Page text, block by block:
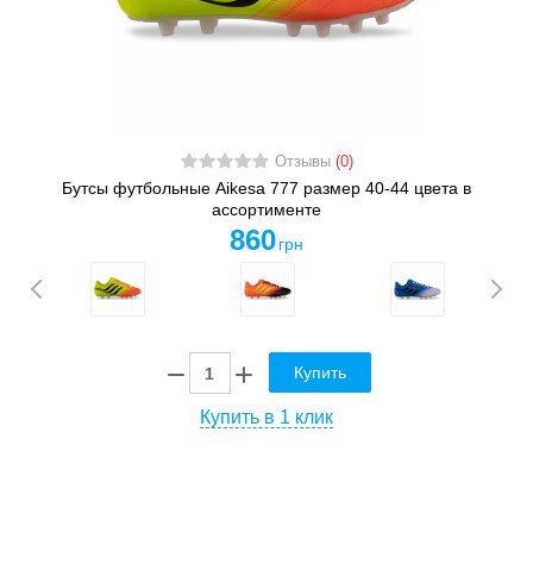
Отзывы (0)
Бутсы футбольные Aikesa 777 размер 40-44 цвета в
ассортименте
860 грн
Купить
Купить в 1 клик